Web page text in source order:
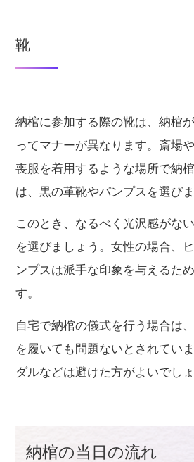
靴
納棺に参加する際の靴は、納棺
ってマナーが異なります。斎場
喪服を着用するような場所で納
は、黒の革靴やパンプスを選びま
このとき、なるべく光沢感がな
を選びましょう。女性の場合、
ンプスは派手な印象を与えるた
す。
自宅で納棺の儀式を行う場合は
を履いても問題ないとされてい
ダルなどは避けた方がよいでしょ
納棺の当日の流れ